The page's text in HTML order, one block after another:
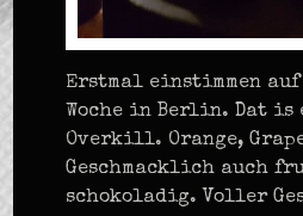
Erstmal einstimmen
Woche in Berlin. Dat
Overkill. Orange,
Geschmacklich auch
schokoladig. Voller